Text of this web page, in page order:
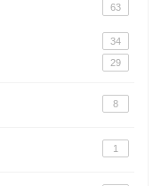
63
34
29
8
1